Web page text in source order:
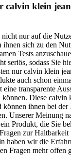
calvin klein
nur auf die
sich zu den
Tests
seriös, sodass Sie
nur calvin klein
auch schon
eine transparente
Diese calvin
können ihnen bei
Unserer Meinung
Produkt, die Sie
zur
haben wir die
Fragen mehr offen